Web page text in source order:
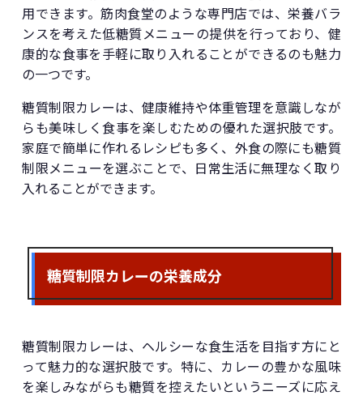
用できます。筋肉食堂のような専門店では、栄養バラ
ンスを考えた低糖質メニューの提供を行っており、健
康的な食事を手軽に取り入れることができるのも魅力
の一つです。
糖質制限カレーは、健康維持や体重管理を意識しなが
らも美味しく食事を楽しむための優れた選択肢です。
家庭で簡単に作れるレシピも多く、外食の際にも糖質
制限メニューを選ぶことで、日常生活に無理なく取り
入れることができます。
糖質制限カレーの栄養成分
糖質制限カレーは、ヘルシーな食生活を目指す方にと
って魅力的な選択肢です。特に、カレーの豊かな風味
を楽しみながらも糖質を控えたいというニーズに応え